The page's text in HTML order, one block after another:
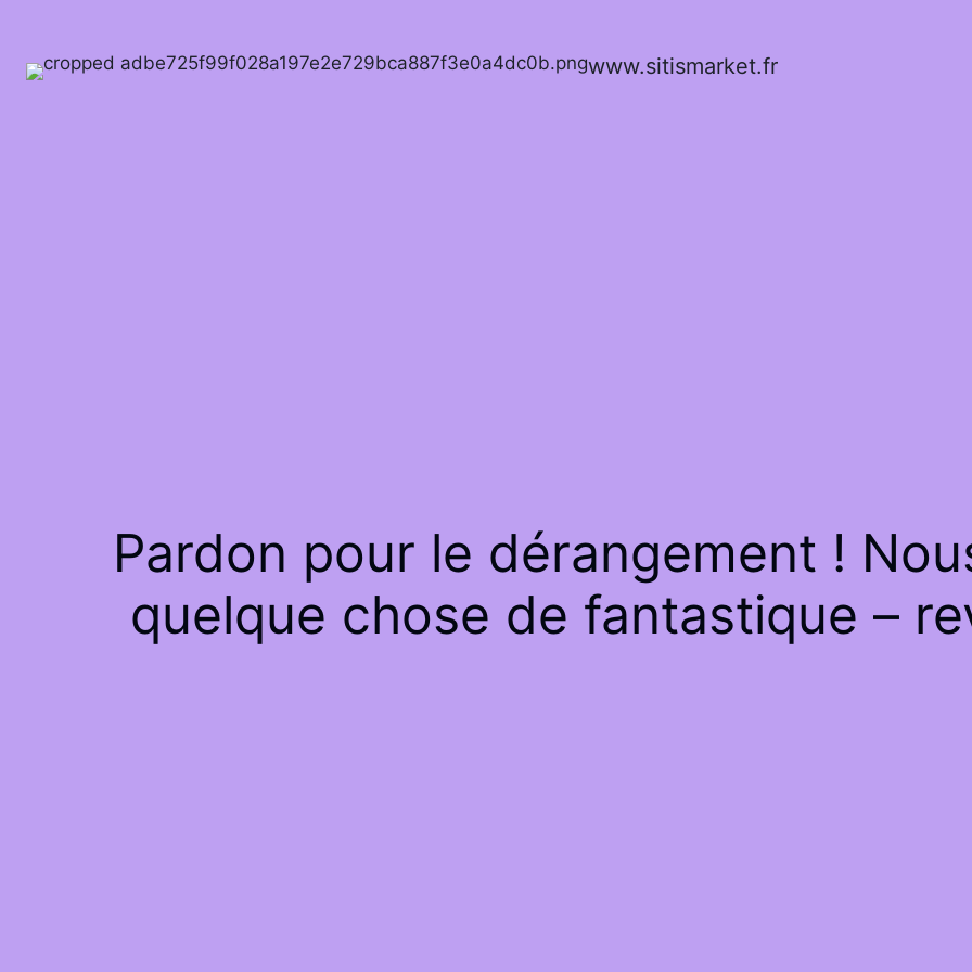
www.sitismarket.fr
Pardon pour le dérangement !
quelque chose de fantastique –